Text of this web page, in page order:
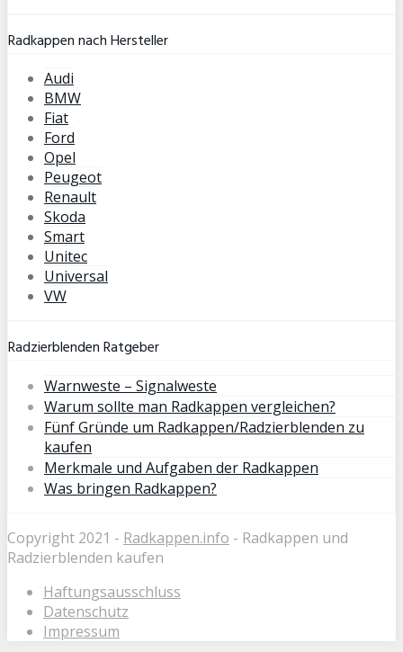
Radkappen nach Hersteller
Audi
BMW
Fiat
Ford
Opel
Peugeot
Renault
Skoda
Smart
Unitec
Universal
VW
Radzierblenden Ratgeber
Warnweste – Signalweste
Warum sollte man Radkappen vergleichen?
Fünf Gründe um Radkappen/Radzierblenden zu
kaufen
Merkmale und Aufgaben der Radkappen
Was bringen Radkappen?
Copyright 2021 - Radkappen.info - Radkappen und
Radzierblenden kaufen
Haftungsausschluss
Datenschutz
Impressum